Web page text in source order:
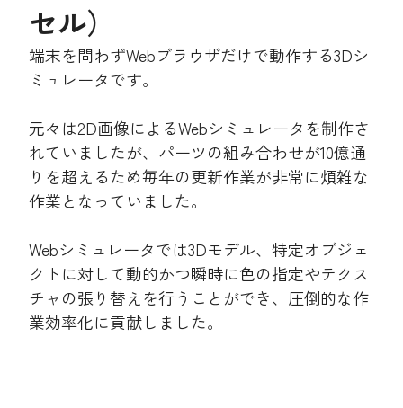
セル）
端末を問わずWebブラウザだけで動作する3Dシ
ミュレータです。
元々は2D画像によるWebシミュレータを制作さ
れていましたが、パーツの組み合わせが10億通
りを超えるため毎年の更新作業が非常に煩雑な
作業となっていました。
Webシミュレータでは3Dモデル、特定オブジェ
クトに対して動的かつ瞬時に色の指定やテクス
チャの張り替えを行うことができ、圧倒的な作
業効率化に貢献しました。